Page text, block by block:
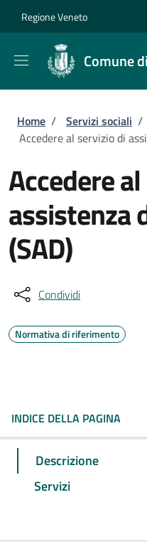
Regione Veneto
Comune
Briciole di
Home / Servizi sociali /
Accedere al servizio di
Accedere
assistenza
(SAD)
Condividi
Normativa di riferimento
INDICE DELLA PAGINA
Descrizione
Servizi